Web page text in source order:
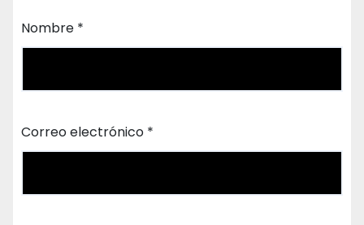
Nombre *
Correo electrónico *